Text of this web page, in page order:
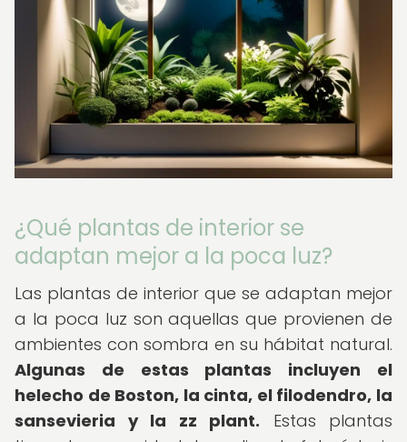
¿Qué plantas de interior se
adaptan mejor a la poca luz?
Las plantas de interior que se adaptan mejor
a la poca luz son aquellas que provienen de
ambientes con sombra en su hábitat natural.
Algunas de estas plantas incluyen el
helecho de Boston, la cinta, el filodendro, la
sansevieria y la zz plant. Estas plantas